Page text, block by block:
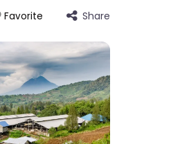
Favorite Share